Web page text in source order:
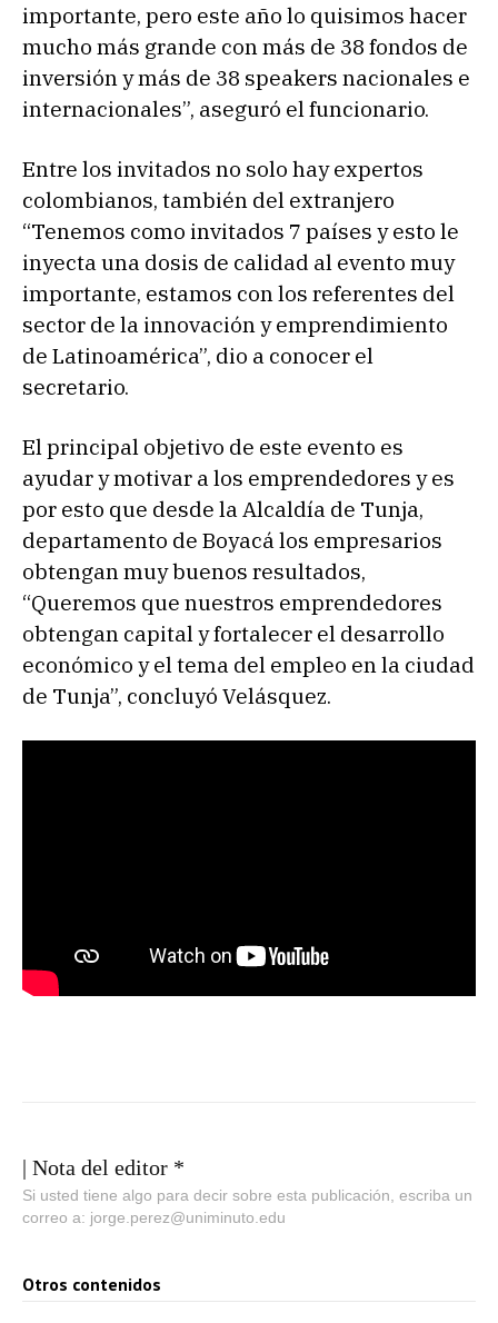
importante, pero este año lo quisimos hacer
mucho más grande con más de 38 fondos de
inversión y más de 38 speakers nacionales e
internacionales”, aseguró el funcionario.
Entre los invitados no solo hay expertos
colombianos, también del extranjero
“Tenemos como invitados 7 países y esto le
inyecta una dosis de calidad al evento muy
importante, estamos con los referentes del
sector de la innovación y emprendimiento
de Latinoamérica”, dio a conocer el
secretario.
El principal objetivo de este evento es
ayudar y motivar a los emprendedores y es
por esto que desde la Alcaldía de Tunja,
departamento de Boyacá los empresarios
obtengan muy buenos resultados,
“Queremos que nuestros emprendedores
obtengan capital y fortalecer el desarrollo
económico y el tema del empleo en la ciudad
de Tunja”, concluyó Velásquez.
| Nota del editor *
Si usted tiene algo para decir sobre esta publicación, escriba un
correo a: jorge.perez@uniminuto.edu
Otros contenidos